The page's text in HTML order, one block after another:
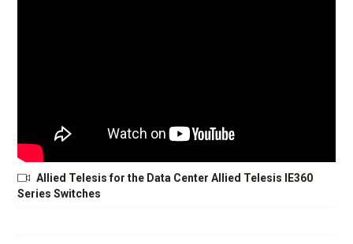
Allied Telesis for the Data Center Allied Telesis IE360
Series Switches